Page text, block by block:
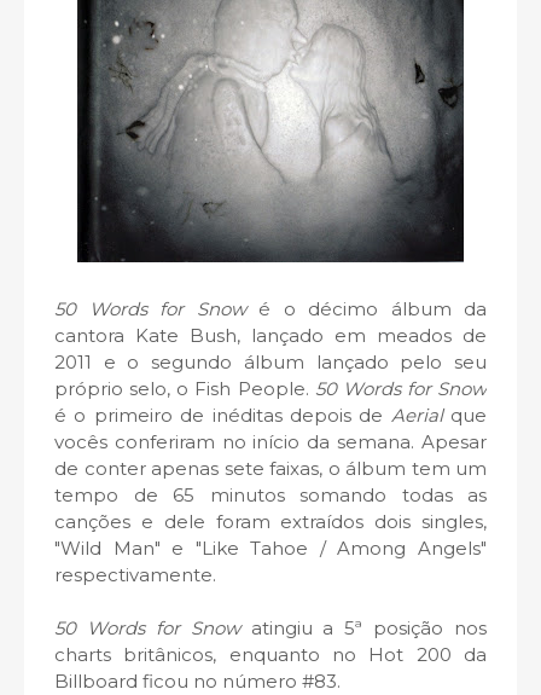
50 Words for Snow é o décimo álbum da
cantora Kate Bush, lançado em meados de
2011 e o segundo álbum lançado pelo seu
próprio selo, o Fish People. 50 Words for Snow
é o primeiro de inéditas depois de Aerial que
vocês conferiram no início da semana. Apesar
de conter apenas sete faixas, o álbum tem um
tempo de 65 minutos somando todas as
canções e dele foram extraídos dois singles,
"Wild Man" e "Like Tahoe / Among Angels"
respectivamente.
50 Words for Snowatingiu a 5ª posição nos
charts britânicos, enquanto no Hot 200 da
Billboard ficou no número #83.